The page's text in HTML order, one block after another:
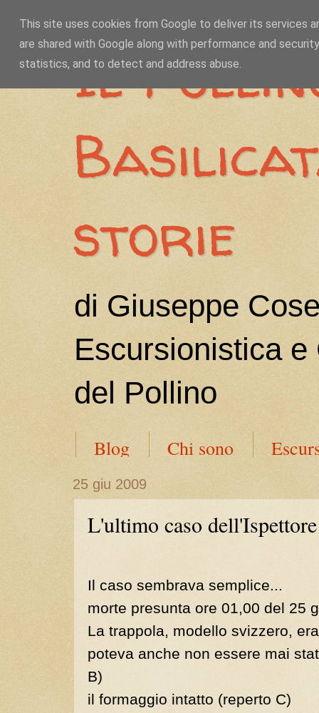
Il
storie
di Giuseppe
Escursionistica
del Pollino
Blog Chi sono
25 giu 2009
L'ultimo caso
Il caso sembrava semplice...
morte presunta ore 01,00 del 25
La trappola, modello svizzero,
poteva anche non essere mai
B)
il formaggio intatto (reperto C)
This site uses cookies from Google to deliver its services
are shared with Google along with performance and
statistics, and to detect and address abuse.